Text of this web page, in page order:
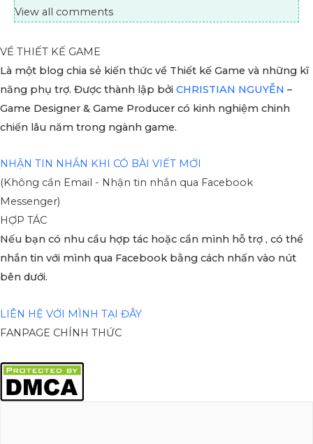
View all comments
VỀ THIẾT KẾ GAME
Là một blog chia sẻ kiến thức về Thiết kế Game và những kĩ
năng phụ trợ. Được thành lập bởi CHRISTIAN NGUYỄN –
Game Designer & Game Producer có kinh nghiệm chinh
chiến lâu năm trong ngành game.
NHẬN TIN NHẮN KHI CÓ BÀI VIẾT MỚI
(Không cần Email - Nhận tin nhắn qua Facebook
Messenger)
HỢP TÁC
Nếu bạn có nhu cầu hợp tác hoặc cần mình hỗ trợ , có thể
nhắn tin với mình qua Facebook bằng cách nhấn vào nút
bên dưới.
LIÊN HỆ VỚI MÌNH TẠI ĐÂY
FANPAGE CHÍNH THỨC